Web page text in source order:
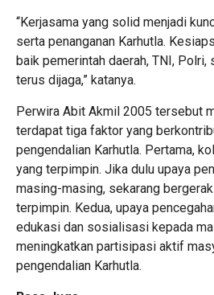
“Kerjasama yang solid menjadi
serta penanganan Karhutla.
baik pemerintah daerah, TNI, Polri,
terus dijaga,” katanya.
Perwira Abit Akmil 2005 tersebut
terdapat tiga faktor yang
pengendalian Karhutla. Pertama,
yang terpimpin. Jika dulu upaya
masing-masing, sekarang
terpimpin. Kedua, upaya
edukasi dan sosialisasi kepada
meningkatkan partisipasi aktif
pengendalian Karhutla.